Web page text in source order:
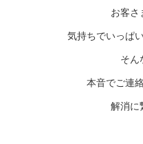
お客さ
気持ちでいっぱ
そん
本音でご連
解消に